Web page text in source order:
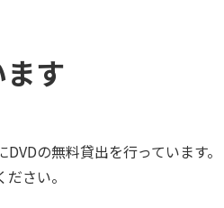
す
の無料貸出を行っています。
さい。